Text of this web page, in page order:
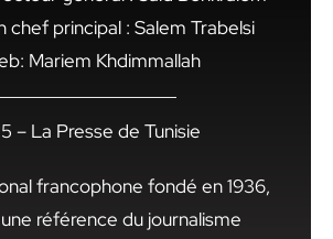
chef principal : Salem Trabelsi
Mariem Khdimmallah
– La Presse de Tunisie
francophone fondé en 1936,
référence du journalisme